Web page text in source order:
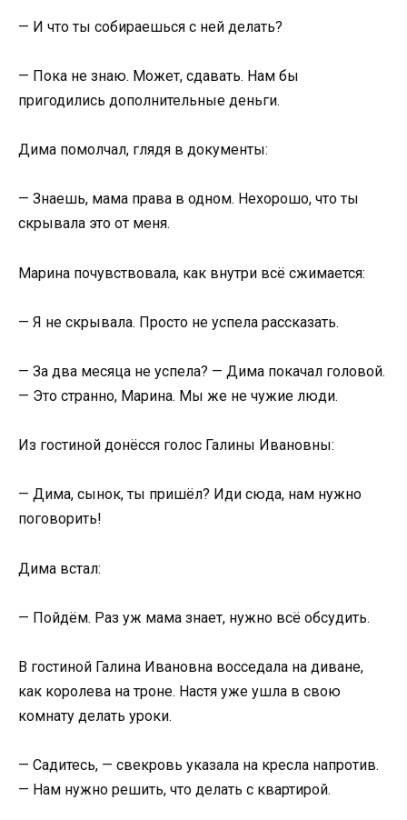
— И что ты собираешься с ней делать?
— Пока не знаю. Может, сдавать. Нам бы
пригодились дополнительные деньги.
Дима помолчал, глядя в документы:
— Знаешь, мама права в одном. Нехорошо, что ты
скрывала это от меня.
Марина почувствовала, как внутри всё сжимается:
— Я не скрывала. Просто не успела рассказать.
— За два месяца не успела? — Дима покачал головой.
— Это странно, Марина. Мы же не чужие люди.
Из гостиной донёсся голос Галины Ивановны:
— Дима, сынок, ты пришёл? Иди сюда, нам нужно
поговорить!
Дима встал:
— Пойдём. Раз уж мама знает, нужно всё обсудить.
В гостиной Галина Ивановна восседала на диване,
как королева на троне. Настя уже ушла в свою
комнату делать уроки.
— Садитесь, — свекровь указала на кресла напротив.
— Нам нужно решить, что делать с квартирой.